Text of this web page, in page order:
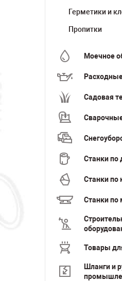
Герметики и
Пропитки
Моечное
Садовая
Станки по
Станки по
Станки по
Товары
Шланги и